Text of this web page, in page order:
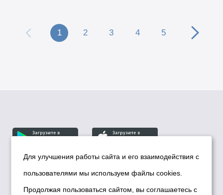
1 2 3 4 5
© Департамент информационной политики мэрии
города Новосибирска, 2026
Для улучшения работы сайта и его взаимодействия с
пользователями мы используем файлы cookies.
Продолжая пользоваться сайтом, вы соглашаетесь с